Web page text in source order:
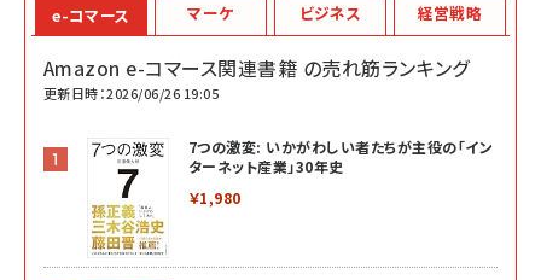
e-コマース
Amazon e-コマース関連書籍 の売れ筋ランキング
更新日時：2026/06/26 19:05
7つの激変: いかがわしい者たちが主役の「イン
ターネット産業」30年史
￥1,980
マーケ ビジネス 経営戦略